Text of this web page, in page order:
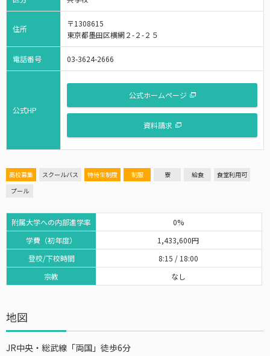
住所
〒1308615
東京都墨田区横網２-２-２５
電話番号 03-3624-2666
公式HP
公式ホームページ
資料請求
高校募集 スクールバス 特待生制度 制服 寮 給食
食堂利用可
プール
附属大学への内部進学率
学費（初年度）
登校/下校時間
宗教
0%
1,433,600円
8:15 / 18:00
なし
地図
JR中央・総武線「両国」徒歩6分